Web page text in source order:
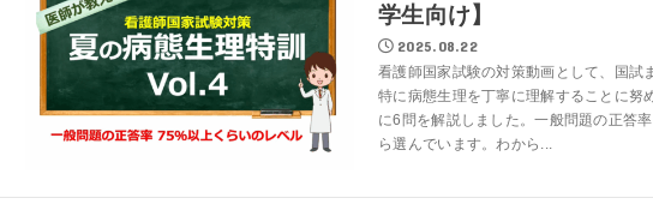
学生向け】
2025.08.22
看護師国家試験の対策動画として、国試
特に病態生理を丁寧に理解することに努
に6問を解説しました。一般問題の正答
ら選んでいます。わから...